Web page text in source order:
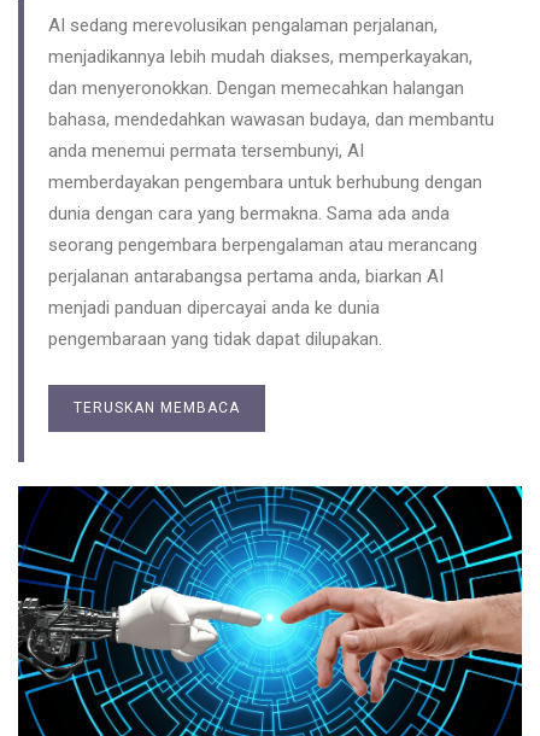
AI sedang merevolusikan pengalaman perjalanan,
menjadikannya lebih mudah diakses, memperkayakan,
dan menyeronokkan. Dengan memecahkan halangan
bahasa, mendedahkan wawasan budaya, dan membantu
anda menemui permata tersembunyi, AI
memberdayakan pengembara untuk berhubung dengan
dunia dengan cara yang bermakna. Sama ada anda
seorang pengembara berpengalaman atau merancang
perjalanan antarabangsa pertama anda, biarkan AI
menjadi panduan dipercayai anda ke dunia
pengembaraan yang tidak dapat dilupakan.
TERUSKAN MEMBACA